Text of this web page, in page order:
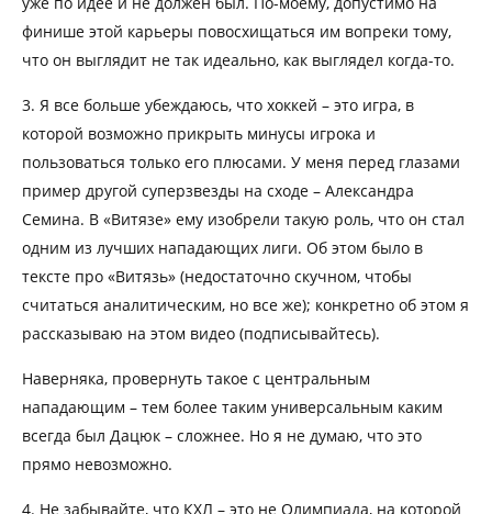
финише этой карьеры повосхищаться им вопреки тому,
что он выглядит не так идеально, как выглядел когда-то.
3. Я все больше убеждаюсь, что хоккей – это игра, в
которой возможно прикрыть минусы игрока и
пользоваться только его плюсами. У меня перед глазами
пример другой суперзвезды на сходе – Александра
Семина. В «Витязе» ему изобрели такую роль, что он стал
одним из лучших нападающих лиги. Об этом было в
тексте про «Витязь» (недостаточно скучном, чтобы
считаться аналитическим, но все же); конкретно об этом я
рассказываю на этом видео (подписывайтесь).
Наверняка, провернуть такое с центральным
нападающим – тем более таким универсальным каким
всегда был Дацюк – сложнее. Но я не думаю, что это
прямо невозможно.
4. Не забывайте, что КХЛ – это не Олимпиада, на которой